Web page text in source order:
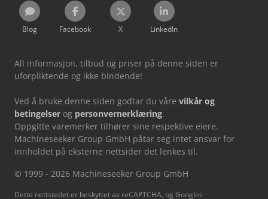
Blog Facebook X LinkedIn
All informasjon, tilbud og priser på denne siden er
uforpliktende og ikke bindende!
Ved å bruke denne siden godtar du våre vilkår og
betingelser og personvernerklæring.
Oppgitte varemerker tilhører sine respektive eiere.
Machineseeker Group GmbH påtar seg intet ansvar for
innholdet på eksterne nettsider det lenkes til.
© 1999 - 2026 Machineseeker Group GmbH
Dette nettstedet er beskyttet av reCAPTCHA, og Googles